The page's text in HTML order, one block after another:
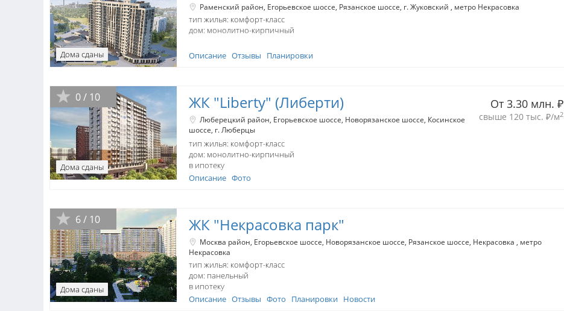
Дома сданы
Раменский район Егорьевское шоссе Рязанское шоссе г. Жуковский метро Некрасовка
тип жилья: комфорт-класс
дом: монолитно-кирпичный
Описание Отзывы Планировки
0 / 10
Дома сданы
ЖК "Liberty" (Либерти) От 3.30 млн. ₽
свыше 120 тыс. ₽/м2
Люберецкий район Егорьевское шоссе Новорязанское шоссе Косинское
шоссе г. Люберцы
тип жилья: комфорт-класс
дом: монолитно-кирпичный
в ипотеку
Описание Фото
6 / 10
Дома сданы
ЖК "Некрасовка парк"
Москва район Егорьевское шоссе Новорязанское шоссе Рязанское шоссе Некрасовка
метро
Некрасовка
тип жилья: комфорт-класс
дом: панельный
в ипотеку
Описание Отзывы Фото Планировки Новости